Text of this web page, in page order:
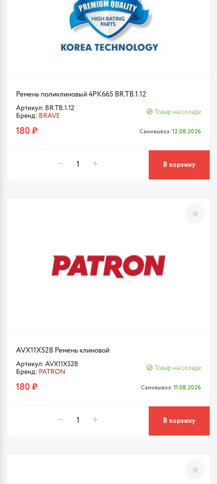
Ремень поликлиновый 4PK665 BR.TB.1.12
Артикул: BR.TB.1.12
Бренд: BRAVE
Товар на складе
180 ₽ Самовывоз: 12.08.2026
В корзину
AVX11X528 Ремень клиновой
Артикул: AVX11X528
Бренд: PATRON
Товар на складе
180 ₽ Самовывоз: 11.08.2026
В корзину